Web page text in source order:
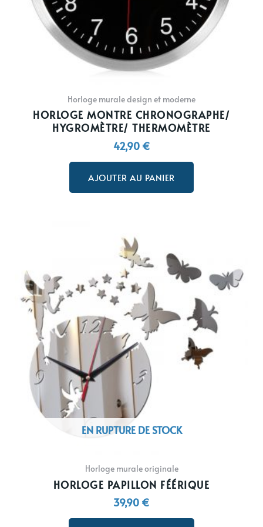
Horloge murale design et moderne
HORLOGE MONTRE CHRONOGRAPHE/
HYGROMÈTRE/ THERMOMÈTRE
42,90 €
AJOUTER AU PANIER
EN RUPTURE DE STOCK
Horloge murale originale
HORLOGE PAPILLON FÉÉRIQUE
39,90 €
plusieurs
variations.
Les
options
peuvent
être
choisies
sur